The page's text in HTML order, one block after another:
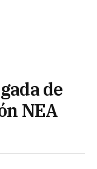
de
NEA